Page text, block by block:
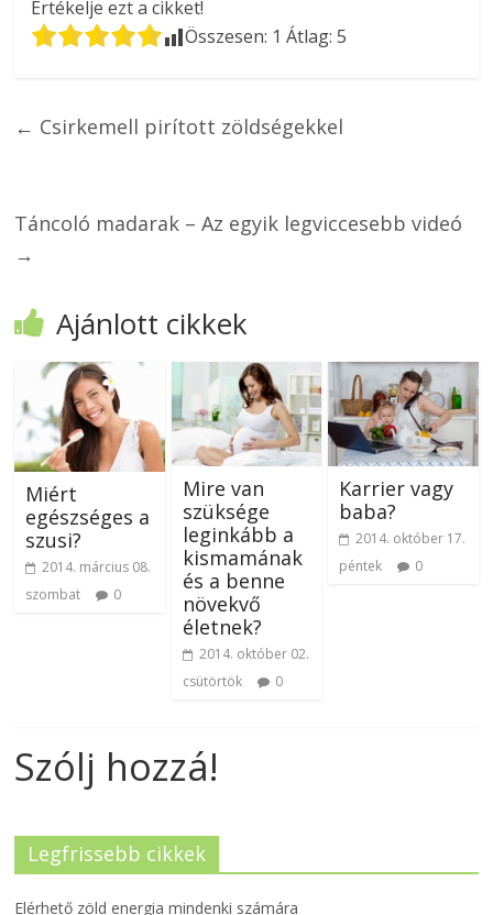
Értékelje ezt a cikket!
Összesen: 1 Átlag:5
← Csirkemell pirított zöldségekkel
Táncoló madarak – Az egyik legviccesebb videó
→
Ajánlott cikkek
Miért
egészséges a
szusi?
2014. március 08.
szombat
0
Mire van
szüksége
leginkább a
kismamának
és a benne
növekvő
életnek?
2014. október 02.
csütörtök
0
Karrier vagy
baba?
2014. október 17.
péntek
0
Szólj hozzá!
Legfrissebb cikkek
Elérhető zöld energia mindenki számára